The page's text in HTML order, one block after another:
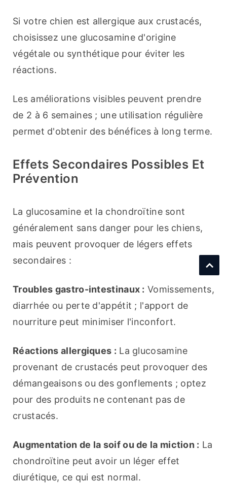
Si votre chien est allergique aux crustacés,
choisissez une glucosamine d'origine
végétale ou synthétique pour éviter les
réactions.
Les améliorations visibles peuvent prendre
de 2 à 6 semaines ; une utilisation régulière
permet d'obtenir des bénéfices à long terme.
Effets Secondaires Possibles Et
Prévention
La glucosamine et la chondroïtine sont
généralement sans danger pour les chiens,
mais peuvent provoquer de légers effets
secondaires :
Troubles gastro-intestinaux : Vomissements,
diarrhée ou perte d'appétit ; l'apport de
nourriture peut minimiser l'inconfort.
Réactions allergiques : La glucosamine
provenant de crustacés peut provoquer des
démangeaisons ou des gonflements ; optez
pour des produits ne contenant pas de
crustacés.
Augmentation de la soif ou de la miction : La
chondroïtine peut avoir un léger effet
diurétique, ce qui est normal.